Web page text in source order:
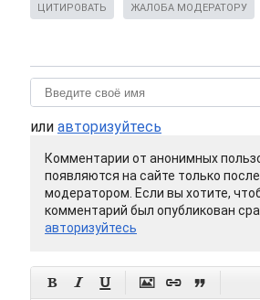
ЦИТИРОВАТЬ ЖАЛОБА МОДЕРАТОРУ
или авторизуйтесь
Комментарии от анонимных
появляются на сайте только
модератором. Если вы хотите,
комментарий был опубликован
авторизуйтесь
     